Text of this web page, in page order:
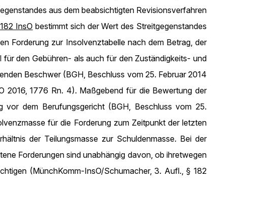
aus dem beabsichtigten Revisionsverfahren
InsO bestimmt sich der Wert des Streitgegenstandes
Forderung zur Insolvenztabelle nach dem Betrag, der
den Gebühren- als auch für den Zuständigkeits- und
Beschwer (BGH, Beschluss vom 25. Februar 2014
2016, 1776 Rn. 4). Maßgebend für die Bewertung der
vor dem Berufungsgericht (BGH, Beschluss vom 25.
für die Forderung zum Zeitpunkt der letzten
der Teilungsmasse zur Schuldenmasse. Bei der
Forderungen sind unabhängig davon, ob ihretwegen
(MünchKomm-InsO/Schumacher, 3. Aufl., § 182